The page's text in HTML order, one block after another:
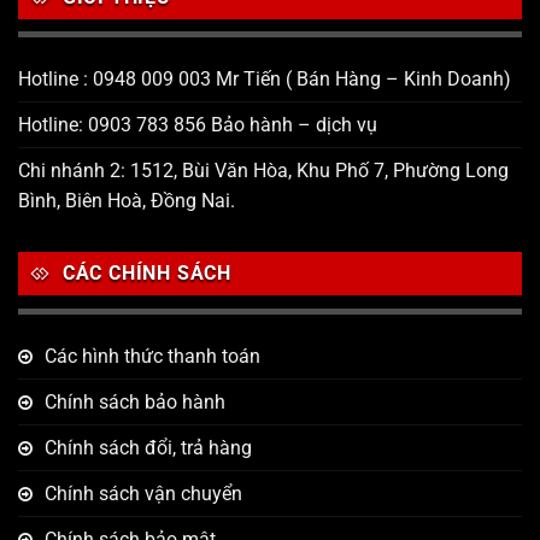
Hotline : 0948 009 003 Mr Tiến ( Bán Hàng – Kinh Doanh)
Hotline: 0903 783 856 Bảo hành – dịch vụ
Chi nhánh 2: 1512, Bùi Văn Hòa, Khu Phố 7, Phường Long
Bình, Biên Hoà, Đồng Nai.
CÁC CHÍNH SÁCH
Các hình thức thanh toán
Chính sách bảo hành
Chính sách đổi, trả hàng
Chính sách vận chuyển